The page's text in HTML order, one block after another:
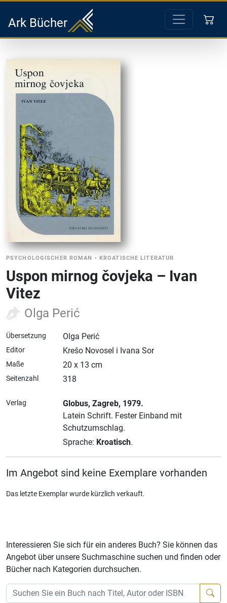
Ark Bücher
PSYCHOLOGISCHER ROMAN • KROATISCHE LITERATUR
Uspon mirnog čovjeka – Ivan
Vitez
Olga Perić
Übersetzung Olga Perić
Editor Krešo Novosel i Ivana Sor
Maße 20 x 13 cm
Seitenzahl 318
Verlag Globus, Zagreb, 1979.
Latein Schrift. Fester Einband mit
Schutzumschlag.
Sprache: Kroatisch.
Im Angebot sind keine Exemplare vorhanden
Das letzte Exemplar wurde kürzlich verkauft.
Interessieren Sie sich für ein anderes Buch? Sie können das
Angebot über unsere Suchmaschine suchen und finden oder
Bücher nach Kategorien durchsuchen.